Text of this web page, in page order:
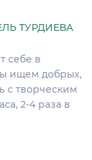
ТУРДИЕВА
себе в
ищем добрых,
с творческим
2-4 раза в